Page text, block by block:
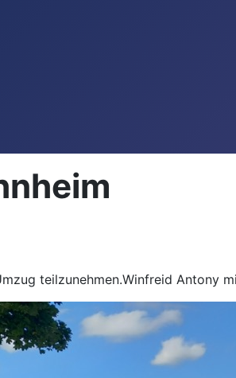
teilzunehmen.Winfreid Antony